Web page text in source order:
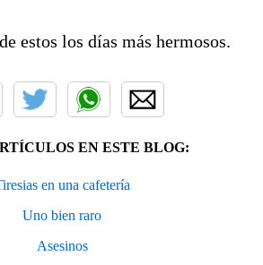
estos los días más hermosos.
EN ESTE BLOG:
en una cafetería
Uno bien raro
Asesinos